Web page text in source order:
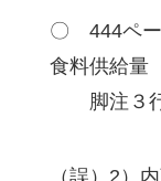
〇 444ペ
食料供給量
脚注３
（誤）2）